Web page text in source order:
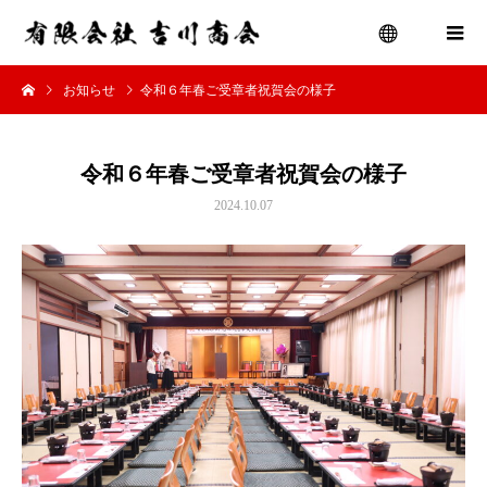
お知らせ 令和６年春ご受章者祝賀会の様子
令和６年春ご受章者祝賀会の様子
2024.10.07